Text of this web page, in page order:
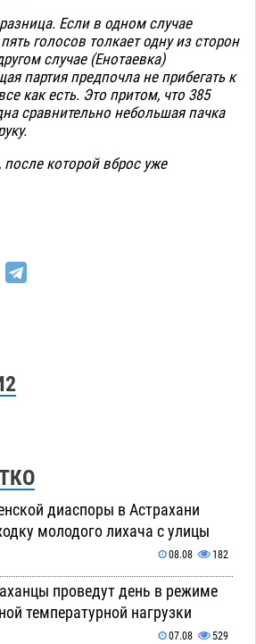
Если в одном случае
голосов толкает одну из сторон
случае (Енотаевка)
партия предпочла не прибегать к
как есть. Это притом, что 385
сравнительно небольшая пачка
после которой вброс уже
диаспоры в Астрахани
молодого лихача с улицы
08.08 182
проведут день в режиме
температурной нагрузки
07.08 529